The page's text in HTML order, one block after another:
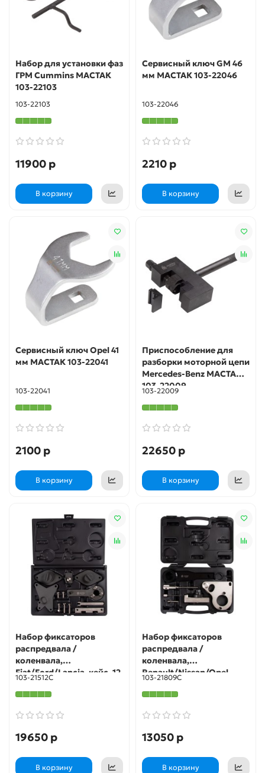
Набор для установки фаз
ГРМ Cummins МАСТАК
103-22103
103-22103
11900 р
В корзину
Сервисный ключ GM 46
мм МАСТАК 103-22046
103-22046
2210 р
В корзину
Сервисный ключ Opel 41
мм МАСТАК 103-22041
103-22041
2100 р
В корзину
Приспособление для
разборки моторной цепи
Mercedes-Benz МАСТАК
103-22009
103-22009
22650 р
В корзину
Набор фиксаторов
распредвала /
коленвала,
Fiat/Ford/Lancia, кейс, 12
предметов МАСТАК 103-
21512C
103-21512C
19650 р
В корзину
Набор фиксаторов
распредвала /
коленвала,
Renault/Nissan/Opel,
кейс, 9 предметов
МАСТАК 103-21809C
103-21809C
13050 р
В корзину